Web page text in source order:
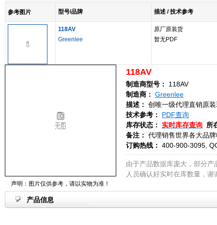
参考图片 型号/品牌 描述 / 技术参考
118AV
Greenlee
原厂原装货
暂无PDF
声明：图片仅供参考，请以实物为准！
118AV
制造商型号：
118AV
制造商： Greenlee
描述： 创唯一级代理直销原
技术参考：
PDF查询
库存状态： 实时库存查询
所
备注： 代理销售世界各大品
订购热线： 400-900-3095,
由于产品数据库庞大，部分
人员确认好实时在库数量，谢
产品信息